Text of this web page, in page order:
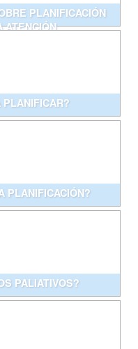
PLANIFICACIÓN
ATENCIÓN
PLANIFICAR?
PLANIFICACIÓN?
PALIATIVOS?